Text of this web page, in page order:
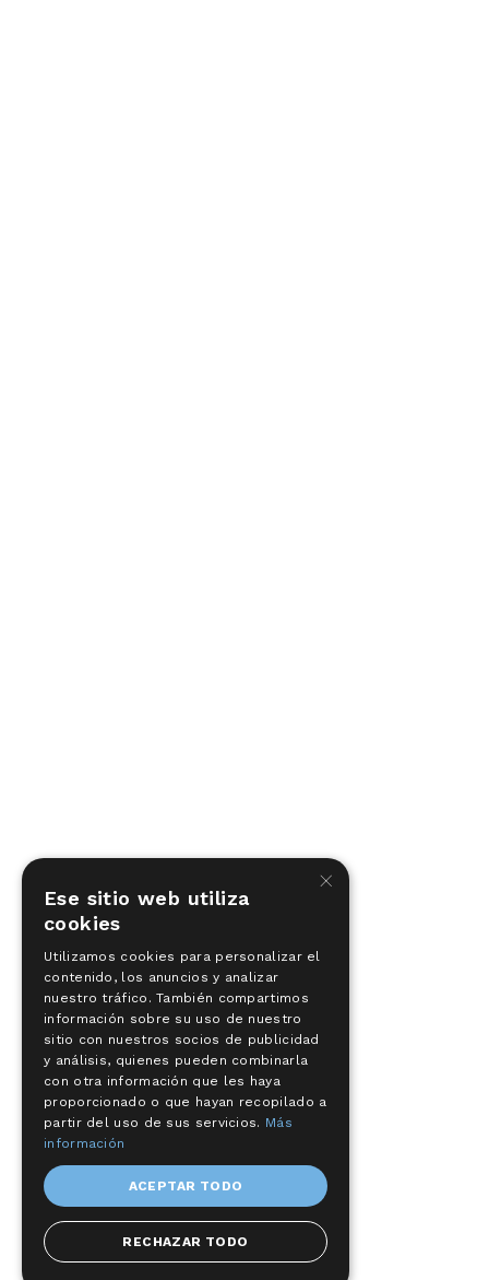
×
Ese sitio web utiliza
cookies
Utilizamos cookies para personalizar el
contenido, los anuncios y analizar
nuestro tráfico. También compartimos
información sobre su uso de nuestro
sitio con nuestros socios de publicidad
y análisis, quienes pueden combinarla
con otra información que les haya
proporcionado o que hayan recopilado a
partir del uso de sus servicios. Más
información
ACEPTAR TODO
RECHAZAR TODO